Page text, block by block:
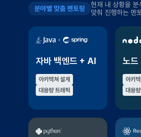
분야별 맞춤 멘토링
현재 내 상황을 분
맞춰 진행하는 멘
자바 백엔드 + AI
아키텍쳐 설계
대용량 트래픽
노드
아키텍
대용